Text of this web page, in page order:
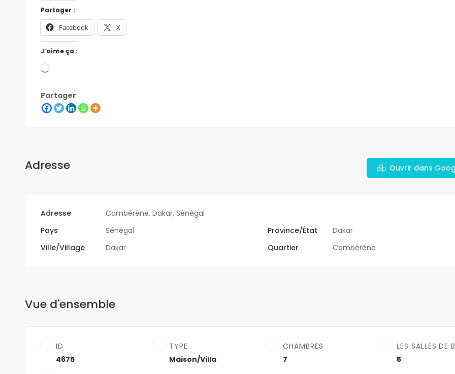
Partager :
Facebook X
J’aime ça :
Partager
Adresse Ouvrir dans
Adresse
Cambérène, Dakar, Sénégal
Pays
Sénégal Province/État
Dakar
Ville/Village
Dakar Quartier Cambérène
Vue d'ensemble
ID
4675
TYPE
Maison/Villa
CHAMBRES
7
LES SALLES DE
5